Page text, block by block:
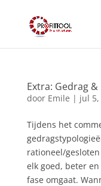
Extra: Gedrag
door Emile | jul 5,
Tijdens het
rationeel/
elk goed, beter
fase omgaat.